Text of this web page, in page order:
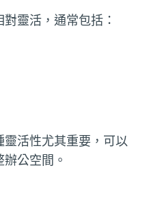
靈活，通常包括：
活性尤其重要，可以
公空間。